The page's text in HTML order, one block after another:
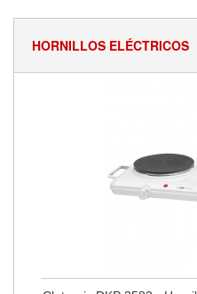
HORNILLOS ELÉCTRICOS